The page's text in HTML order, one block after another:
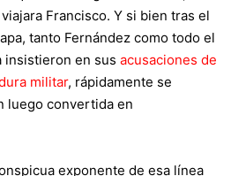
Francisco. Y si bien tras el
tanto Fernández como todo el
insistieron en sus acusaciones de
militar, rápidamente se
luego convertida en
exponente de esa línea